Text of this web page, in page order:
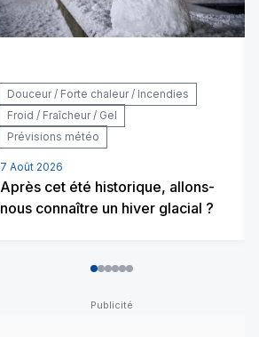
Douceur / Forte chaleur / Incendies
Froid / Fraîcheur / Gel
Prévisions météo
7 Août 2026
Après cet été historique, allons-
nous connaître un hiver glacial ?
012345